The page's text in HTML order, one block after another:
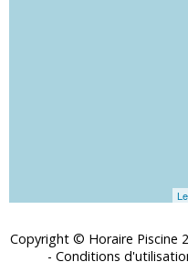
Copyright © Horaire Piscine
- Conditions